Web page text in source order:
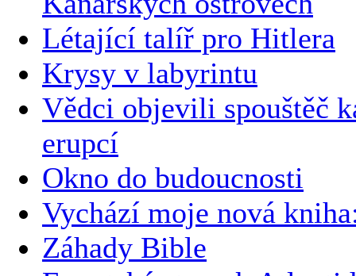
Létající talíř pro Hitlera
Krysy v labyrintu
Vědci objevili spouštěč
erupcí
Okno do budoucnosti
Vychází moje nová
Záhady Bible